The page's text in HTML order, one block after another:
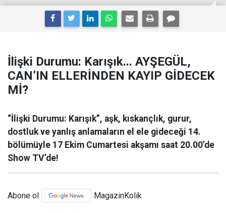
İlişki Durumu: Karışık... AYŞEGÜL,
CAN’IN ELLERİNDEN KAYIP GİDECEK
Mİ?
“İlişki Durumu: Karışık”, aşk, kıskançlık, gurur,
dostluk ve yanlış anlamaların el ele gideceği 14.
bölümüyle 17 Ekim Cumartesi akşamı saat 20.00’de
Show TV’de!
Abone ol MagazinKolik